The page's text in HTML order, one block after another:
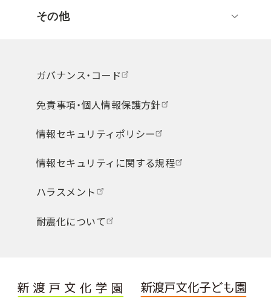
その他
ガバナンス・コード
免責事項・個人情報保護方針
情報セキュリティポリシー
情報セキュリティに関する規程
ハラスメント
耐震化について